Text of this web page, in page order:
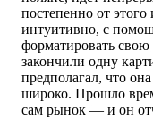
постепенно от
интуитивно, с
форматировать
закончили одну
предполагал, что
широко. Прошло
сам рынок — и он